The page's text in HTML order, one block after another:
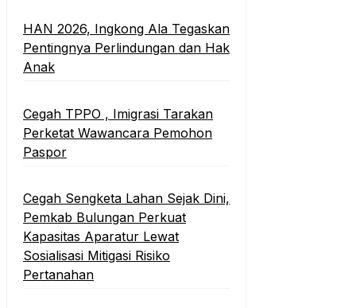
HAN 2026, Ingkong Ala Tegaskan
Pentingnya Perlindungan dan Hak
Anak
Cegah TPPO , Imigrasi Tarakan
Perketat Wawancara Pemohon
Paspor
Cegah Sengketa Lahan Sejak Dini,
Pemkab Bulungan Perkuat
Kapasitas Aparatur Lewat
Sosialisasi Mitigasi Risiko
Pertanahan